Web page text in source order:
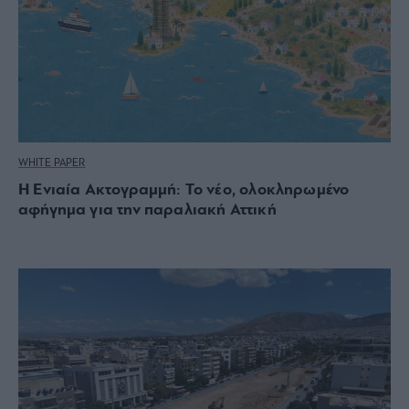
WHITE PAPER
Η Ενιαία Ακτογραμμή: Το νέο, ολοκληρωμένο
αφήγημα για την παραλιακή Αττική